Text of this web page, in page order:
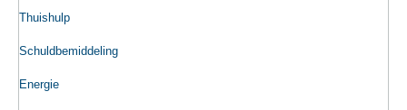
Thuishulp
Schuldbemiddeling
Energie